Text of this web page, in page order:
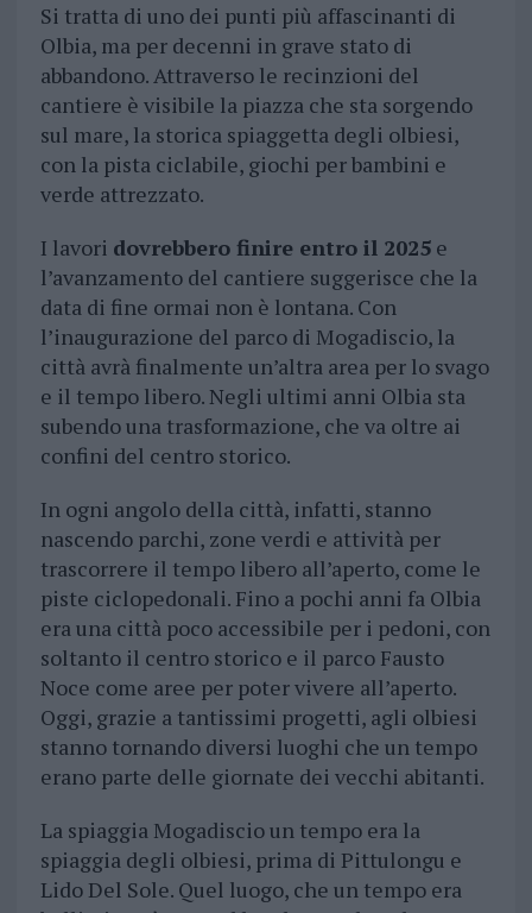
Si tratta di uno dei punti più affascinanti di
Olbia, ma per decenni in grave stato di
abbandono. Attraverso le recinzioni del
cantiere è visibile la piazza che sta sorgendo
sul mare, la storica spiaggetta degli olbiesi,
con la pista ciclabile, giochi per bambini e
verde attrezzato.
I lavori dovrebbero finire entro il 2025e
l’avanzamento del cantiere suggerisce che la
data di fine ormai non è lontana. Con
l’inaugurazione del parco di Mogadiscio, la
città avrà finalmente un’altra area per lo svago
e il tempo libero. Negli ultimi anni Olbia sta
subendo una trasformazione, che va oltre ai
confini del centro storico.
In ogni angolo della città, infatti, stanno
nascendo parchi, zone verdi e attività per
trascorrere il tempo libero all’aperto, come le
piste ciclopedonali. Fino a pochi anni fa Olbia
era una città poco accessibile per i pedoni, con
soltanto il centro storico e il parco Fausto
Noce come aree per poter vivere all’aperto.
Oggi, grazie a tantissimi progetti, agli olbiesi
stanno tornando diversi luoghi che un tempo
erano parte delle giornate dei vecchi abitanti.
La spiaggia Mogadiscio un tempo era la
spiaggia degli olbiesi, prima di Pittulongu e
Lido Del Sole. Quel luogo, che un tempo era